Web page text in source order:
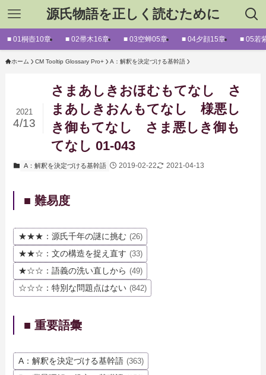
源氏物語を正しく読むために
■ 01桐壺10章 ■ 02帚木16章 ■ 03空蝉05章 ■ 04夕顔15章 ■ 05若
ホーム CM Tooltip Glossary Pro+ A：解釈を決定づける基幹語
さまあしきおほむもてなし さ
まあしきおんもてなし 様悪し
き御もてなし さま悪しき御も
てなし 01-043
2021
4/13
A：解釈を決定づける基幹語 2019-02-22 2021-04-13
■ 難易度
★★★：源氏千年の謎に挑む (26)
★★☆：文の構造を捉え直す (33)
★☆☆：語義の洗い直しから (49)
☆☆☆：特別な問題点はない (842)
■ 重要語彙
A：解釈を決定づける基幹語 (363)